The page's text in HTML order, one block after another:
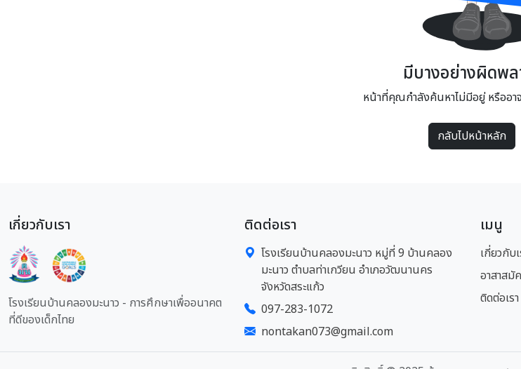
มีบางอย่างผิดพล
หน้าที่คุณกำลังค้นหาไม่มีอยู่ หรืออา
กลับไปหน้าหลัก
เกี่ยวกับเรา
โรงเรียนบ้านคลองมะนาว - การศึกษาเพื่ออนาคต
ที่ดีของเด็กไทย
ติดต่อเรา
โรงเรียนบ้านคลองมะนาว หมู่ที่ 9 บ้านคลอง
มะนาว ตำบลท่าเกวียน อำเภอวัฒนานคร
จังหวัดสระแก้ว
097-283-1072
nontakan073@gmail.com
เมนู
เกี่ยวกับ
อาสาสมั
ติดต่อเรา